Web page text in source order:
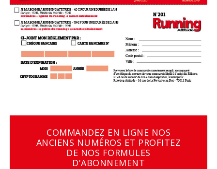
COMMANDEZ EN LIGNE NOS
ANCIENS NUMÉROS ET PROFITEZ
DE NOS FORMULES
D'ABONNEMENT